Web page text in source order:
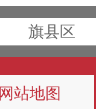
旗县区
网站地图